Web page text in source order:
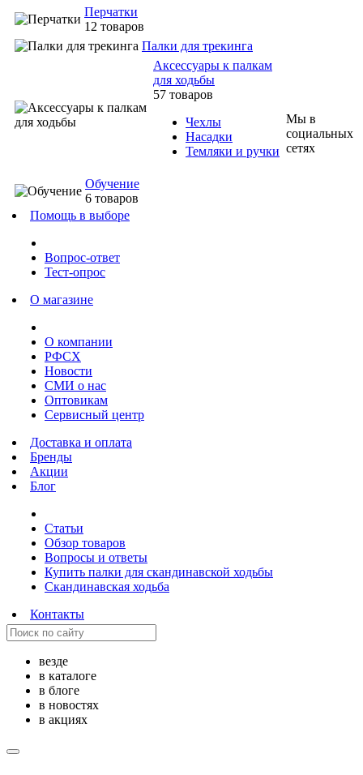
Перчатки
12 товаров
Палки для трекинга
Аксессуары к палкам
для ходьбы
57 товаров
Чехлы
Насадки
Темляки и ручки
Обучение
6 товаров
Помощь в выборе
Вопрос-ответ
Тест-опрос
О магазине
О компании
РФСХ
Новости
СМИ о нас
Оптовикам
Сервисный центр
Доставка и оплата
Бренды
Акции
Блог
Статьи
Обзор товаров
Вопросы и ответы
Купить палки для скандинавской ходьбы
Скандинавская ходьба
Контакты
Мы в
социальных
сетях
везде
в каталоге
в блоге
в новостях
в акциях